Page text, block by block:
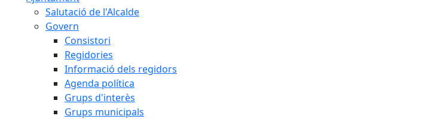
Salutació de l'Alcalde
Govern
Consistori
Regidories
Informació dels regidors
Agenda política
Grups d'interès
Grups municipals